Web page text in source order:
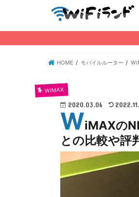
HOME モバイルルーター
WiMAX
2020.03.06
WiMAXの
との比較や評